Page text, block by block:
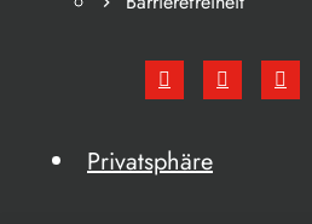
Privatsphäre